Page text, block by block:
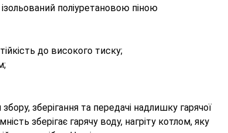
поліуретановою піною
до високого тиску;
зберігання та передачі надлишку гарячої
зберігає гарячу воду, нагріту котлом, яку